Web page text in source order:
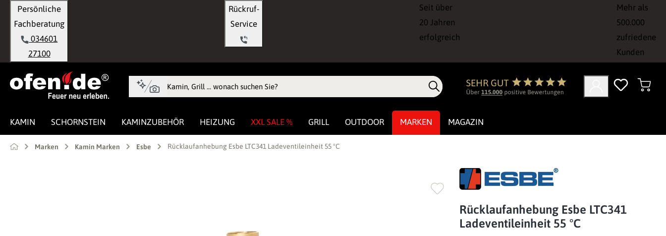
Zur Hauptnavigation springen
Persönliche
Fachberatung
034601
27100
Rückruf-
Seit über
20 Jahren
erfolgreich
Mehr als
500.000
zufriedene
Kunden
KAMIN SCHORNSTEIN KAMINZUBEHÖR HEIZUNG XXL SALE % GRILL OUTDOOR MARKEN MAGAZIN
Marken Kamin Marken Esbe Rücklaufanhebung Esbe LTC341 Ladeventileinheit 55 °C
Rücklaufanhebung Esbe LTC341
Ladeventileinheit 55 °C